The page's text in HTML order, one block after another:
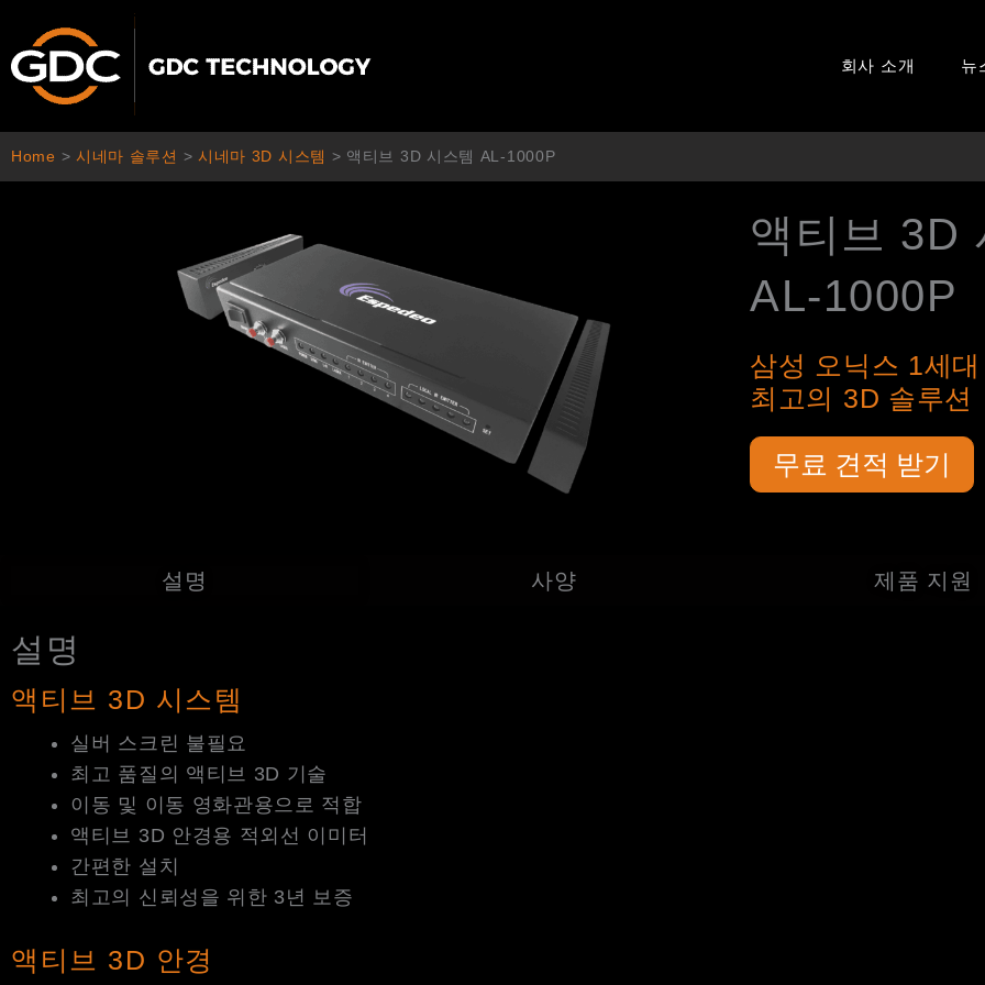
츠
너
뛰
회사 소개 뉴
Home > 시네마 솔루션 > 시네마 3D 시스템 > 액티브 3D 시스템 AL-1000P
액티브 3D
AL-1000P
삼성 오닉스 1세
최고의 3D 솔루션
무료 견적 받기
설명 사양 제품 지원
설명
액티브 3D 시스템
실버 스크린 불필요
최고 품질의 액티브 3D 기술
이동 및 이동 영화관용으로 적합
액티브 3D 안경용 적외선 이미터
간편한 설치
최고의 신뢰성을 위한 3년 보증
액티브 3D 안경